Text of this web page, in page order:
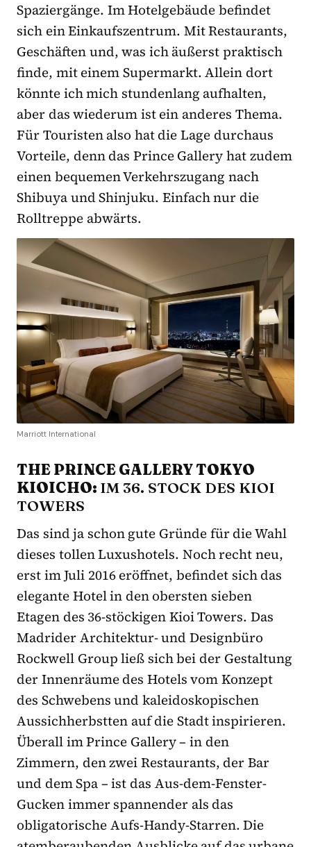
Spaziergänge. Im Hotelgebäude befindet
sich ein Einkaufszentrum. Mit Restaurants,
Geschäften und, was ich äußerst praktisch
finde, mit einem Supermarkt. Allein dort
könnte ich mich stundenlang aufhalten,
aber das wiederum ist ein anderes Thema.
Für Touristen also hat die Lage durchaus
Vorteile, denn das Prince Gallery hat zudem
einen bequemen Verkehrszugang nach
Shibuya und Shinjuku. Einfach nur die
Rolltreppe abwärts.
Marriott International
THE PRINCE GALLERY TOKYO
KIOICHO: IM 36. STOCK DES KIOI
TOWERS
Das sind ja schon gute Gründe für die Wahl
dieses tollen Luxushotels. Noch recht neu,
erst im Juli 2016 eröffnet, befindet sich das
elegante Hotel in den obersten sieben
Etagen des 36-stöckigen Kioi Towers. Das
Madrider Architektur- und Designbüro
Rockwell Group ließ sich bei der Gestaltung
der Innenräume des Hotels vom Konzept
des Schwebens und kaleidoskopischen
Aussichherbstten auf die Stadt inspirieren.
Überall im Prince Gallery – in den
Zimmern, den zwei Restaurants, der Bar
und dem Spa – ist das Aus-dem-Fenster-
Gucken immer spannender als das
obligatorische Aufs-Handy-Starren. Die